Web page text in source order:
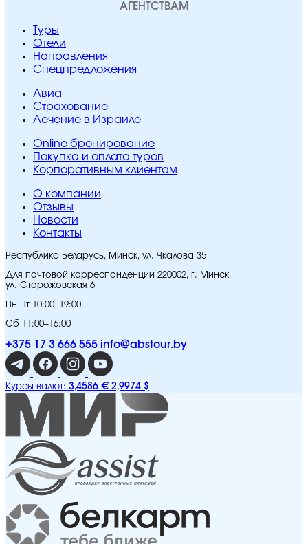
АГЕНТСТВАМ
Туры
Отели
Направления
Спецпредложения
Авиа
Страхование
Лечение в Израиле
Online бронирование
Покупка и оплата туров
Корпоративным клиентам
O компании
Отзывы
Новости
Контакты
Республика Беларусь, Минск, ул. Чкалова 35
Для почтовой корреспонденции 220002, г. Минск,
ул. Сторожовская 6
Пн-Пт 10:00–19:00
Сб 11:00–16:00
+375 17 3 666 555 info@abstour.by
Курсы валют: 3,4586 € 2,9974 $